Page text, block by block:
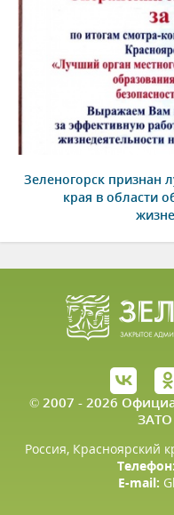
Зеленогорск признан
края в области
© 2007 - 2026
ЗАТО
Россия, Красноярский
Телефон:
E-mail: